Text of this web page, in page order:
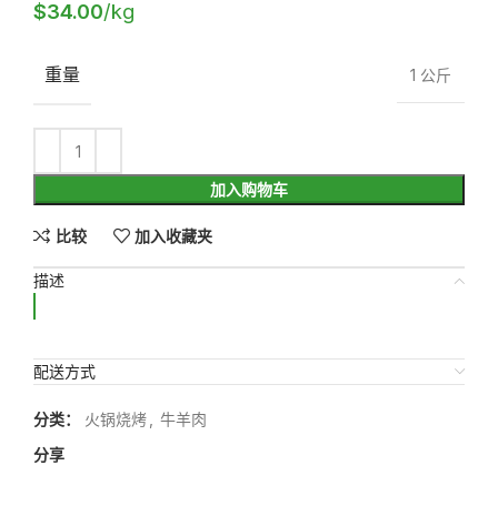
$34.00/kg
重量 1 公斤
加入购物车
比较 加入收藏夹
描述
配送方式
分类： 火锅烧烤
牛羊肉
分享